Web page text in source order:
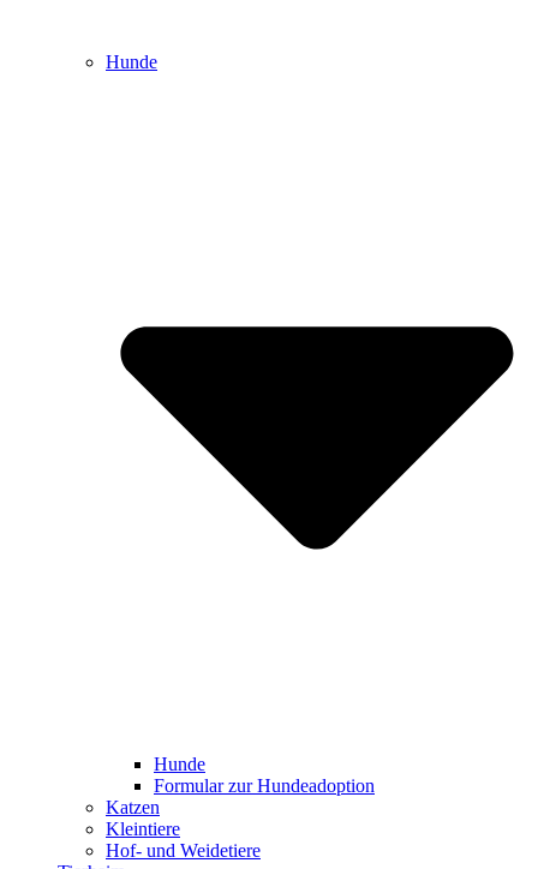
Hunde
Hunde
Formular zur Hundeadoption
Katzen
Kleintiere
Hof- und Weidetiere